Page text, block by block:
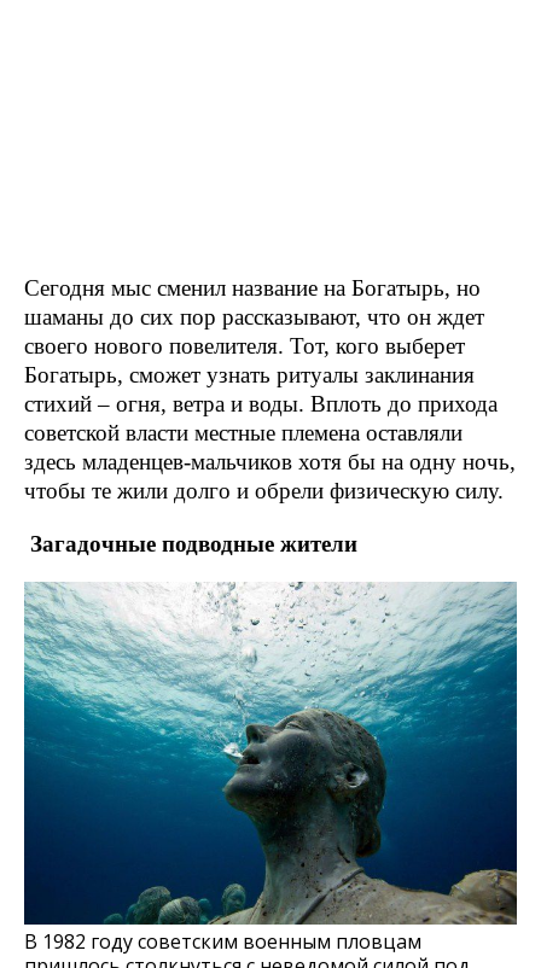
Сегодня мыс сменил название на Богатырь, но
шаманы до сих пор рассказывают, что он ждет
своего нового повелителя. Тот, кого выберет
Богатырь, сможет узнать ритуалы заклинания
стихий – огня, ветра и воды. Вплоть до прихода
советской власти местные племена оставляли
здесь младенцев-мальчиков хотя бы на одну ночь,
чтобы те жили долго и обрели физическую силу.
Загадочные подводные жители
В 1982 году советским военным пловцам